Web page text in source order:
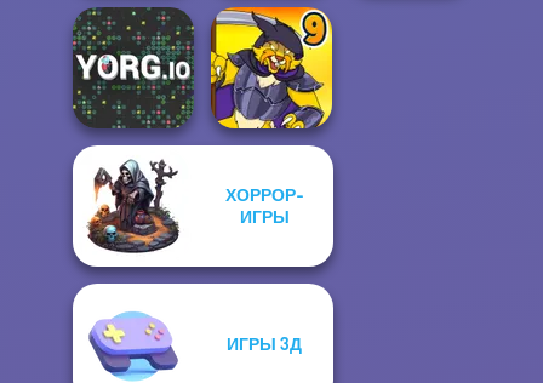
Gold Mine
Monster Hell:
Zombie Arena
YORG.io
ХОРРОР-
ИГРЫ
ИГРЫ 3Д